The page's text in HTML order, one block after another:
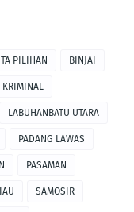
PILIHAN BINJAI
KRIMINAL
LABUHANBATU UTARA
PADANG LAWAS
PASAMAN
SAMOSIR